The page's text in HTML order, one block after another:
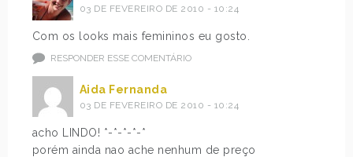
03 DE FEVEREIRO DE 2010 - 10:24
Com os looks mais femininos eu gosto.
RESPONDER ESSE COMENTÁRIO
Aida Fernanda
03 DE FEVEREIRO DE 2010 - 10:24
acho LINDO! *-*-*-*-*
porém ainda nao ache nenhum de preço